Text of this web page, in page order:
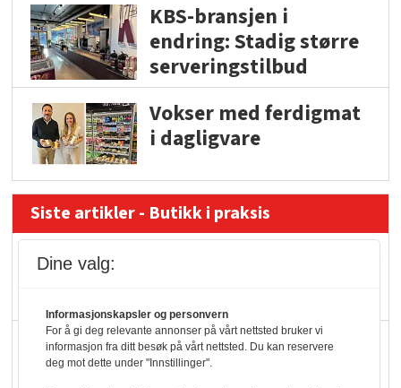
KBS-bransjen i
endring: Stadig større
serveringstilbud
Vokser med ferdigmat
i dagligvare
Siste artikler - Butikk i praksis
Slik opprettholdes
ølsalget
Dine valg:
Informasjonskapsler og personvern
For å gi deg relevante annonser på vårt nettsted bruker vi
informasjon fra ditt besøk på vårt nettsted. Du kan reservere
deg mot dette under "Innstillinger".